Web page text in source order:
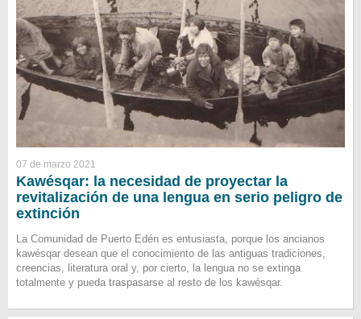
07 de marzo 2021
Kawésqar: la necesidad de proyectar la
revitalización de una lengua en serio peligro de
extinción
La Comunidad de Puerto Edén es entusiasta, porque los ancianos
kawésqar desean que el conocimiento de las antiguas tradiciones,
creencias, literatura oral y, por cierto, la lengua no se extinga
totalmente y pueda traspasarse al resto de los kawésqar.